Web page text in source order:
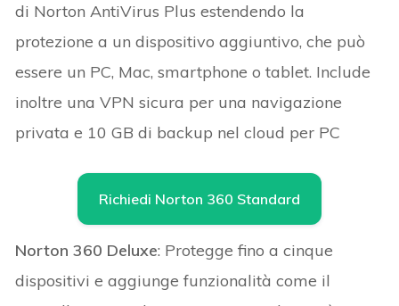
di Norton AntiVirus Plus estendendo la
protezione a un dispositivo aggiuntivo, che può
essere un PC, Mac, smartphone o tablet. Include
inoltre una VPN sicura per una navigazione
privata e 10 GB di backup nel cloud per PC
Richiedi Norton 360 Standard
Norton 360 Deluxe: Protegge fino a cinque
dispositivi e aggiunge funzionalità come il